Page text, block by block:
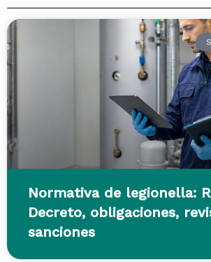
Normativa de legionella:
Decreto, obligaciones,
sanciones